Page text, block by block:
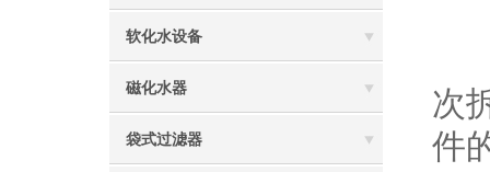
软化水设备
磁化水器
袋式过滤器
次
件